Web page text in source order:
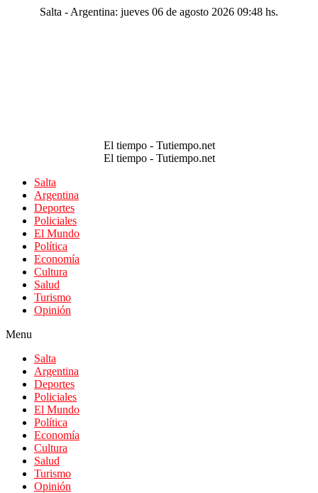
Salta - Argentina: jueves 06 de agosto 2026 09:48 hs.
El tiempo - Tutiempo.net
El tiempo - Tutiempo.net
Salta
Argentina
Deportes
Policiales
El Mundo
Política
Economía
Cultura
Salud
Turismo
Opinión
Menu
Salta
Argentina
Deportes
Policiales
El Mundo
Política
Economía
Cultura
Salud
Turismo
Opinión